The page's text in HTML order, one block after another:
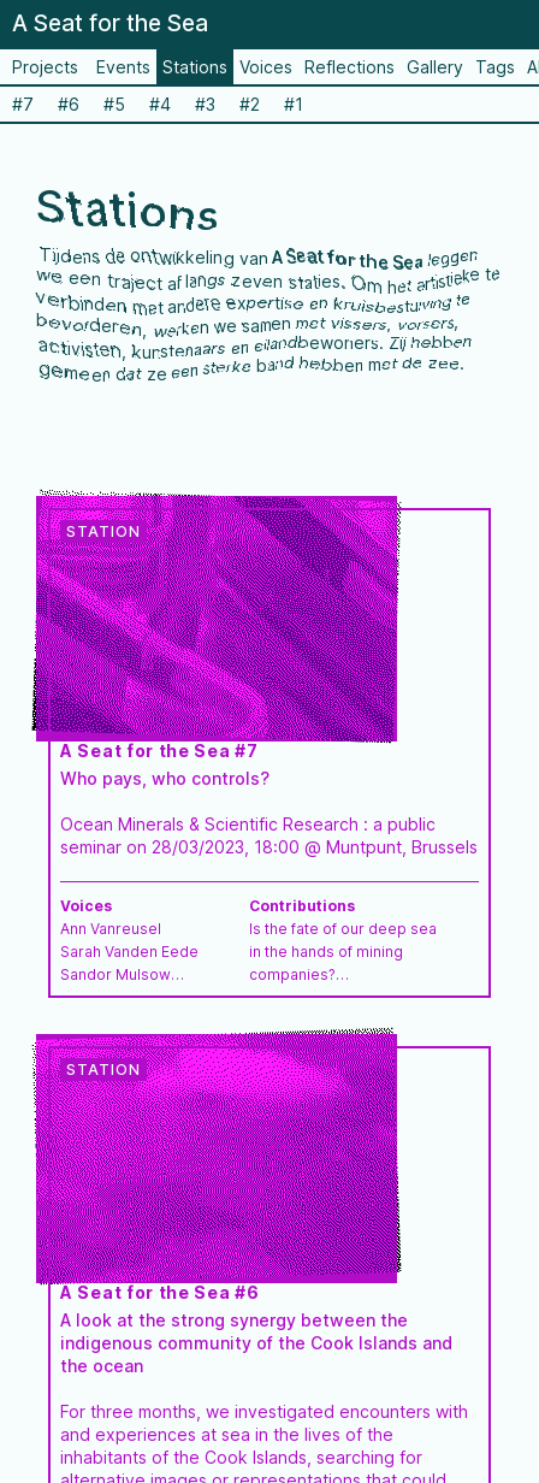
A Seat for the Sea
Projects Events Stations Voices Reflections Gallery Tags
#7
#6 #5 #4 #3 #2 #1
Stations
Tijdens de ontwikkeling vanA Seat for the Sea
leggen
we een traject af langs zeven staties. Om het artistieke te
verbinden met andere expertise en kruisbestuiving te
bevorderen, werken we samen met vissers, vorsers,
activisten, kunstenaars en eilandbewoners. Zij hebben
gemeen dat ze een sterke band hebben met de zee.
A Seat for the Sea #7
Who pays, who controls?
Ocean Minerals & Scientific Research : a public
seminar on 28/03/2023, 18:00 @ Muntpunt, Brussels
Voices
Ann Vanreusel
Sarah Vanden Eede
Sandor Mulsow
Steven Degraer
Greet Brauwers
Raf Custers
Oceans & Lakes
weKONEKT.brussels
Contributions
Is the fate of our deep sea
in the hands of mining
companies?
The gap in our
deep-sea biodiversity
Why do we need a
moratorium on deep-sea
mining?
The ocean is one large
ecosystem
Put money of the industry
in an independent
research fund
A Seat for the Sea #6
A look at the strong synergy between the
indigenous community of the Cook Islands and
the ocean
For three months, we investigated encounters with
and experiences at sea in the lives of the
inhabitants of the Cook Islands, searching for